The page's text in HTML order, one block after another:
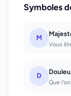
Symboles
M
Vous
D